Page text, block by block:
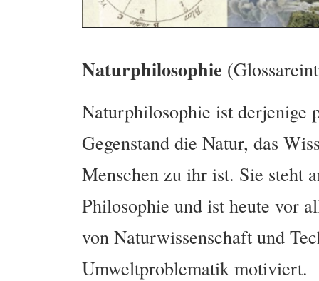
Naturphilosophie
Naturphilosophie ist derjenige
Gegenstand die Natur, das
Menschen zu ihr ist. Sie steht
Philosophie und ist heute vor
von Naturwissenschaft und
Umweltproblematik motiviert.